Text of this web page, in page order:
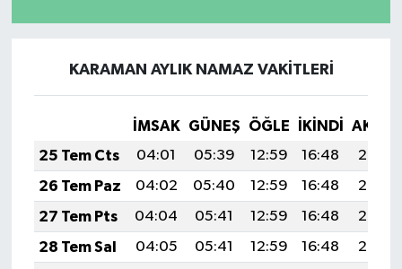
KARAMAN AYLIK NAMAZ VAKITLERI
İMSAK GÜNEŞ ÖĞLE İKINDI
25 Tem Cts
04:01 05:39 12:59 16:48
20:08
26 Tem Paz
04:02 05:40 12:59 16:48
20:08
27 Tem Pts
04:04 05:41 12:59 16:48
20:07
28 Tem Sal
04:05 05:41 12:59 16:48
20:06